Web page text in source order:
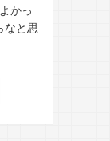
かっ
なと思